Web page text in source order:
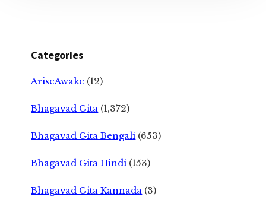
Categories
AriseAwake (12)
Bhagavad Gita (1,372)
Bhagavad Gita Bengali (653)
Bhagavad Gita Hindi (153)
Bhagavad Gita Kannada (3)